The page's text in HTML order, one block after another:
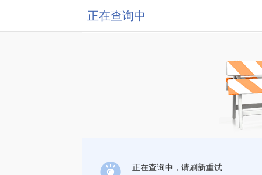
正在查询中
正在查询中，请刷新重试